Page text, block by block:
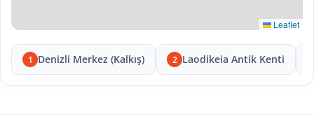
Leaflet
1 Denizli Merkez (Kalkış) 2 Laodikeia Antik Kenti